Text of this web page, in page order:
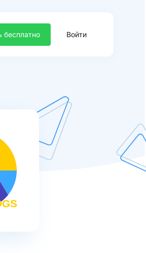
бесплатно Войти